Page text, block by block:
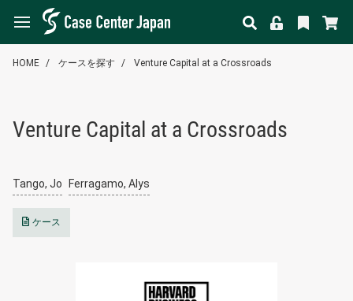
HOME ケースを探す Venture Capital at a Crossroads
Venture Capital at a Crossroads
Tango, Jo Ferragamo, Alys
ケース